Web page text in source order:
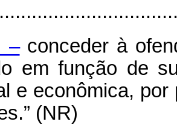
–conceder à
em função de
e econômica,
(NR)